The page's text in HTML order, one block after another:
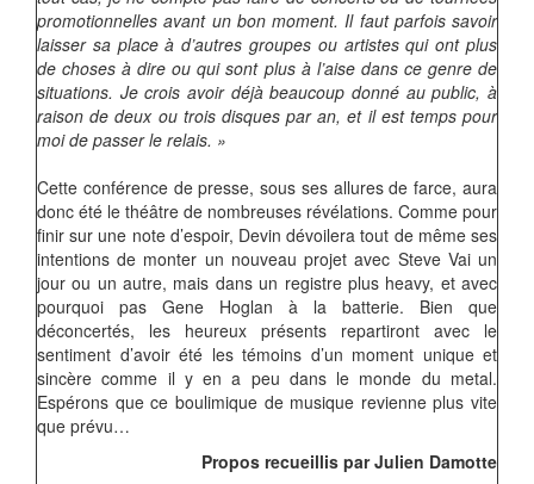
promotionnelles avant un bon moment. Il faut parfois savoir
laisser sa place à d’autres groupes ou artistes qui ont plus
de choses à dire ou qui sont plus à l’aise dans ce genre de
situations. Je crois avoir déjà beaucoup donné au public, à
raison de deux ou trois disques par an, et il est temps pour
moi de passer le relais. »
Cette conférence de presse, sous ses allures de farce, aura
donc été le théâtre de nombreuses révélations. Comme pour
finir sur une note d’espoir, Devin dévoilera tout de même ses
intentions de monter un nouveau projet avec Steve Vai un
jour ou un autre, mais dans un registre plus heavy, et avec
pourquoi pas Gene Hoglan à la batterie. Bien que
déconcertés, les heureux présents repartiront avec le
sentiment d’avoir été les témoins d’un moment unique et
sincère comme il y en a peu dans le monde du metal.
Espérons que ce boulimique de musique revienne plus vite
que prévu…
Propos recueillis par Julien Damotte